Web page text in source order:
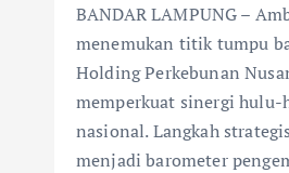
BANDAR LAMPUNG –
menemukan titik tumpu
Holding Perkebunan
memperkuat sinergi hulu-
nasional. Langkah
menjadi barometer